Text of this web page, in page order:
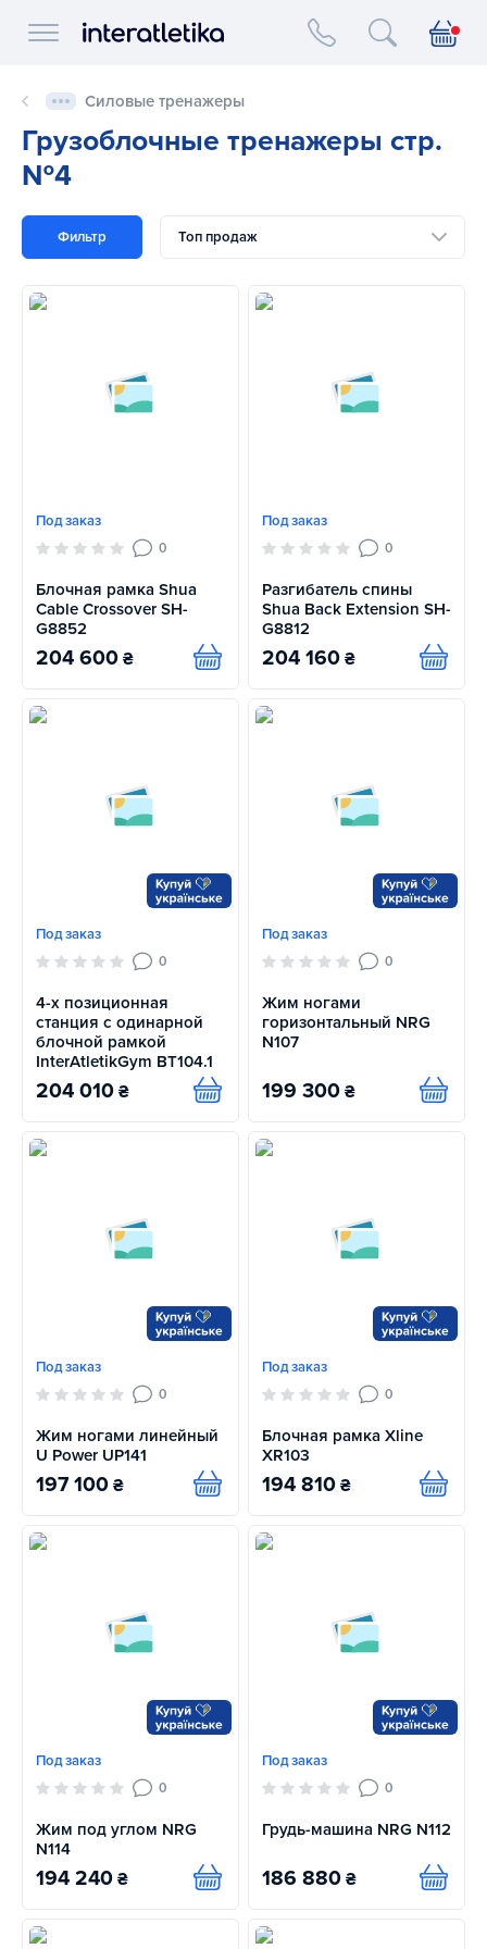
Interatletika logo
Силовые тренажеры
Грузоблочные тренажеры стр.
№4
Фильтр Топ продаж
Под заказ
0
Блочная рамка Shua
Cable Crossover SH-
G8852
204 600 ₴ Купить
Под заказ
0
Разгибатель спины
Shua Back Extension SH-
G8812
204 160 ₴ Купить
Под заказ
0
4-х позиционная
станция с одинарной
блочной рамкой
InterAtletikGym BT104.1
204 010 ₴ Купить
Под заказ
0
Жим ногами
горизонтальный NRG
N107
199 300 ₴ Купить
Под заказ
0
Жим ногами линейный
U Power UP141
197 100 ₴ Купить
Под заказ
0
Блочная рамка Xline
XR103
194 810 ₴ Купить
Под заказ
0
Жим под углом NRG
N114
194 240 ₴ Купить
Под заказ
0
Грудь-машина NRG N112
186 880 ₴ Купить